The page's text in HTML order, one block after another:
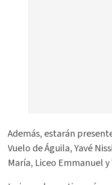
Además, estarán
Vuelo de Águila, Yavé
María, Liceo Emmanuel